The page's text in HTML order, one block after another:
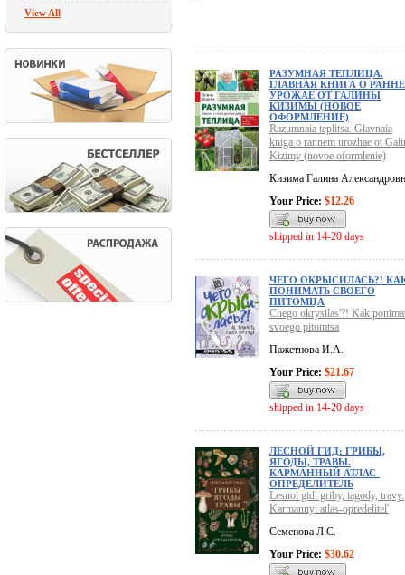
View All
РАЗУМНАЯ ТЕПЛИЦА.
ГЛАВНАЯ КНИГА О
УРОЖАЕ ОТ ГАЛИНЫ
КИЗИМЫ (НОВОЕ
ОФОРМЛЕНИЕ)
Razumnaia teplitsa. Glavnaia
kniga o rannem urozhae ot
Kizimy (novoe oformlenie)
Кизима Галина
Your Price: $12.26
shipped in 14-20 days
ЧЕГО ОКРЫСИЛАСЬ?!
ПОНИМАТЬ СВОЕГО
ПИТОМЦА
Chego okrysilas'?! Kak
svoego pitomtsa
Пажетнова И.А.
Your Price: $21.67
shipped in 14-20 days
ЛЕСНОЙ ГИД: ГРИБЫ,
ЯГОДЫ, ТРАВЫ.
КАРМАННЫЙ АТЛАС-
ОПРЕДЕЛИТЕЛЬ
Lesnoi gid: griby, iagody, travy.
Karmannyi atlas-opredelitel'
Семенова Л.С.
Your Price: $30.62